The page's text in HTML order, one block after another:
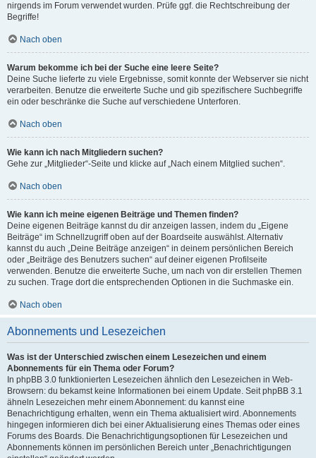
nirgends im Forum verwendet wurden. Prüfe ggf. die Rechtschreibung der
Begriffe!
Nach oben
Warum bekomme ich bei der Suche eine leere Seite?
Deine Suche lieferte zu viele Ergebnisse, somit konnte der Webserver sie nicht
verarbeiten. Benutze die erweiterte Suche und gib spezifischere Suchbegriffe
ein oder beschränke die Suche auf verschiedene Unterforen.
Nach oben
Wie kann ich nach Mitgliedern suchen?
Gehe zur „Mitglieder“-Seite und klicke auf „Nach einem Mitglied suchen“.
Nach oben
Wie kann ich meine eigenen Beiträge und Themen finden?
Deine eigenen Beiträge kannst du dir anzeigen lassen, indem du „Eigene
Beiträge“ im Schnellzugriff oben auf der Boardseite auswählst. Alternativ
kannst du auch „Deine Beiträge anzeigen“ in deinem persönlichen Bereich
oder „Beiträge des Benutzers suchen“ auf deiner eigenen Profilseite
verwenden. Benutze die erweiterte Suche, um nach von dir erstellen Themen
zu suchen. Trage dort die entsprechenden Optionen in die Suchmaske ein.
Nach oben
Abonnements und Lesezeichen
Was ist der Unterschied zwischen einem Lesezeichen und einem
Abonnements für ein Thema oder Forum?
In phpBB 3.0 funktionierten Lesezeichen ähnlich den Lesezeichen in Web-
Browsern: du bekamst keine Informationen bei einem Update. Seit phpBB 3.1
ähneln Lesezeichen mehr einem Abonnement: du kannst eine
Benachrichtigung erhalten, wenn ein Thema aktualisiert wird. Abonnements
hingegen informieren dich bei einer Aktualisierung eines Themas oder eines
Forums des Boards. Die Benachrichtigungsoptionen für Lesezeichen und
Abonnements können im persönlichen Bereich unter „Benachrichtigungen